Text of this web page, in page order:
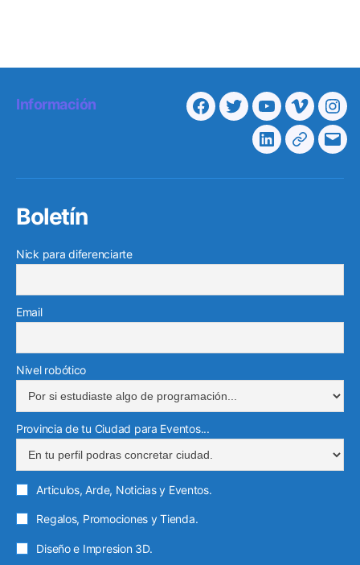
Información
Facebook
TwitterYoutubeVimeo
LinkedinTelegram
Boletín
Nick para diferenciarte
Email
Nivel robótico
Provincia de tu Ciudad para Eventos...
Articulos, Arde, Noticias y Eventos.
Regalos, Promociones y Tienda.
Diseño e Impresion 3D.